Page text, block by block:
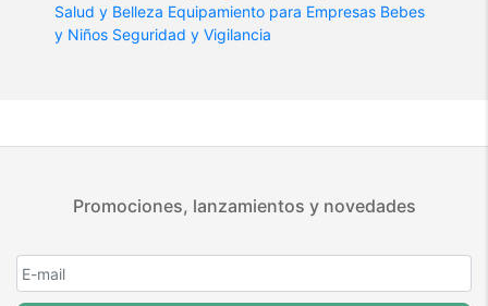
Salud y Belleza Equipamiento para Empresas Bebes
y Niños Seguridad y Vigilancia
Promociones, lanzamientos y novedades